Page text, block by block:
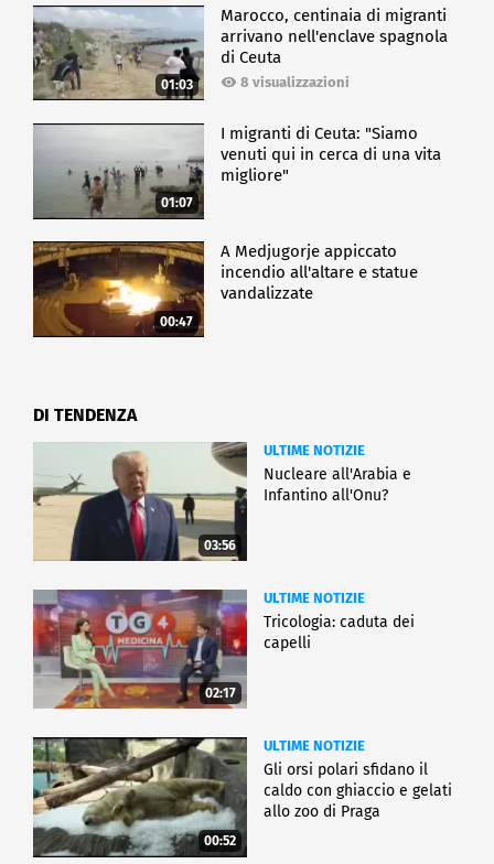
01:03
Marocco, centinaia di migranti
arrivano nell'enclave spagnola
di Ceuta
8 visualizzazioni
01:07
I migranti di Ceuta: "Siamo
venuti qui in cerca di una vita
migliore"
00:47
A Medjugorje appiccato
incendio all'altare e statue
vandalizzate
DI TENDENZA
03:56
ULTIME NOTIZIE
Nucleare all'Arabia e
Infantino all'Onu?
02:17
ULTIME NOTIZIE
Tricologia: caduta dei
capelli
00:52
ULTIME NOTIZIE
Gli orsi polari sfidano il
caldo con ghiaccio e gelati
allo zoo di Praga